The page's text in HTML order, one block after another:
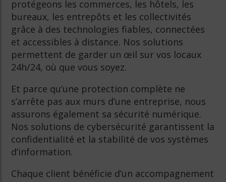
protégeons les commerces, les hôtels, les
bureaux, les entrepôts et les collectivités
grâce à des technologies fiables, connectées
et accessibles à distance. Nos solutions
permettent de garder un œil sur vos locaux
24h/24, où que vous soyez.
Et parce qu’une protection complète ne
s’arrête pas aux murs d’une entreprise, nous
assurons également sa sécurité numérique.
Nos solutions de cybersécurité garantissent la
confidentialité et la stabilité de vos systèmes
d’information.
Chaque client bénéficie d’un accompagnement